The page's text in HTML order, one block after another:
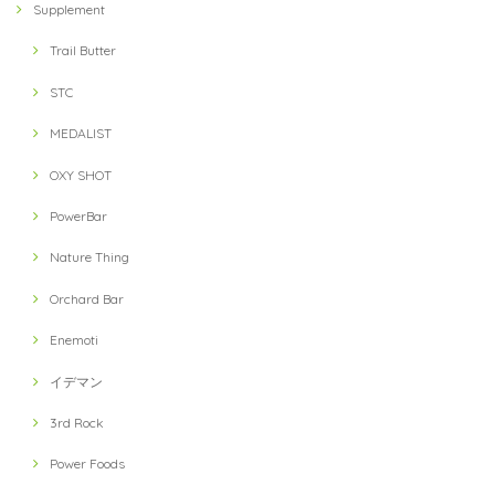
Supplement
Trail Butter
STC
MEDALIST
OXY SHOT
PowerBar
Nature Thing
Orchard Bar
Enemoti
イデマン
3rd Rock
Power Foods